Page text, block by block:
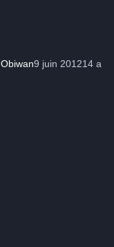
Obiwan9 juin 201214 a